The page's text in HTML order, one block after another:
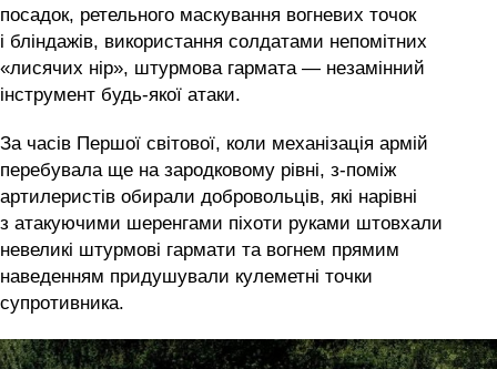
посадок, ретельного маскування вогневих точок
і бліндажів, використання солдатами непомітних
«лисячих нір», штурмова гармата — незамінний
інструмент будь-якої атаки.
За часів Першої світової, коли механізація армій
перебувала ще на зародковому рівні, з-поміж
артилеристів обирали добровольців, які нарівні
з атакуючими шеренгами піхоти руками штовхали
невеликі штурмові гармати та вогнем прямим
наведенням придушували кулеметні точки
супротивника.